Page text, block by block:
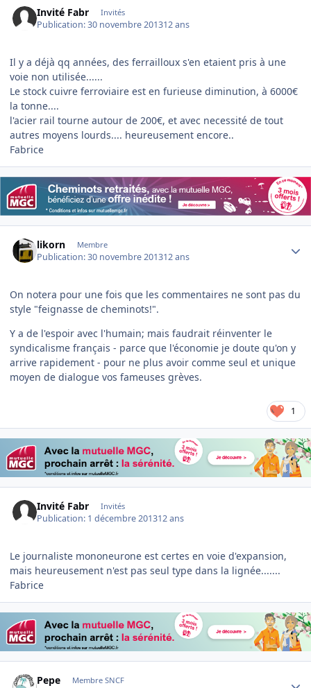
Invité Fabr Invités
Publication:30 novembre 201312 ans
Il y a déjà qq années, des ferrailloux s'en etaient pris à une
voie non utilisée......
Le stock cuivre ferroviaire est en furieuse diminution, à 6000€
la tonne....
l'acier rail tourne autour de 200€, et avec necessité de tout
autres moyens lourds.... heureusement encore..
Fabrice
likorn Membre
Publication:30 novembre 201312 ans
On notera pour une fois que les commentaires ne sont pas du
style "feignasse de cheminots!".
Y a de l'espoir avec l'humain; mais faudrait réinventer le
syndicalisme français - parce que l'économie je doute qu'on y
arrive rapidement - pour ne plus avoir comme seul et unique
moyen de dialogue vos fameuses grèves.
1
Invité Fabr Invités
Publication: 1 décembre 201312 ans
Le journaliste mononeurone est certes en voie d'expansion,
mais heureusement n'est pas seul type dans la lignée.......
Fabrice
Pepe Membre SNCF